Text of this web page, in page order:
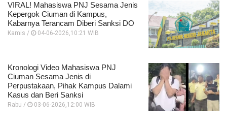
VIRAL! Mahasiswa PNJ Sesama Jenis
Kepergok Ciuman di Kampus,
Kabarnya Terancam Diberi Sanksi DO
Kamis / 04-06-2026,10:21 WIB
Kronologi Video Mahasiswa PNJ
Ciuman Sesama Jenis di
Perpustakaan, Pihak Kampus Dalami
Kasus dan Beri Sanksi
Rabu / 03-06-2026,12:00 WIB